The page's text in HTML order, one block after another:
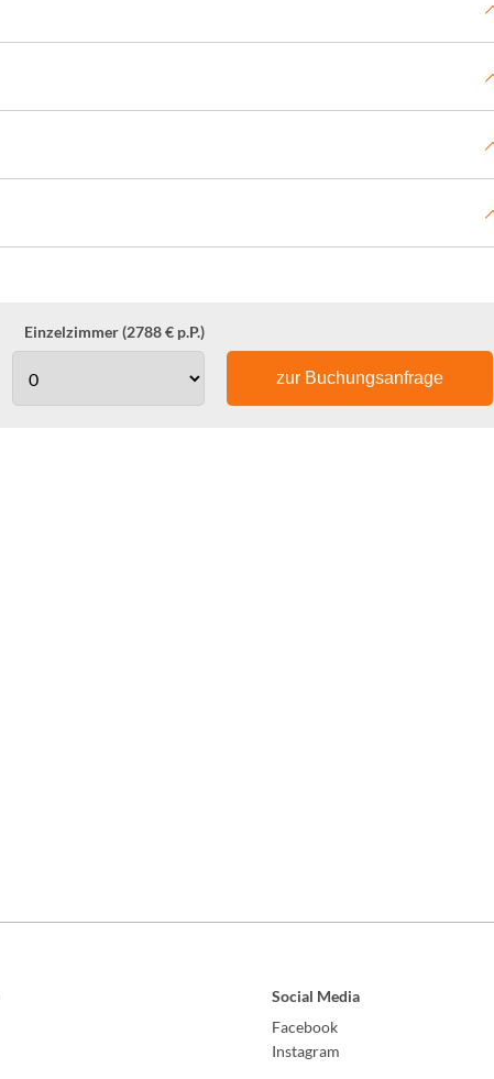
Einzelzimmer (2788 € p.P.)
zur Buchungsanfrage
Social Media
Facebook
Instagram